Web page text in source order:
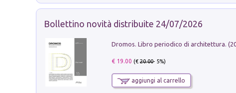
Bollettino novità distribuite 24/07/2026
€ 19.00 (€20.00- 5%)
aggiungi al carrello